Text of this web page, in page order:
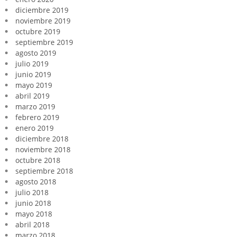
diciembre 2019
noviembre 2019
octubre 2019
septiembre 2019
agosto 2019
julio 2019
junio 2019
mayo 2019
abril 2019
marzo 2019
febrero 2019
enero 2019
diciembre 2018
noviembre 2018
octubre 2018
septiembre 2018
agosto 2018
julio 2018
junio 2018
mayo 2018
abril 2018